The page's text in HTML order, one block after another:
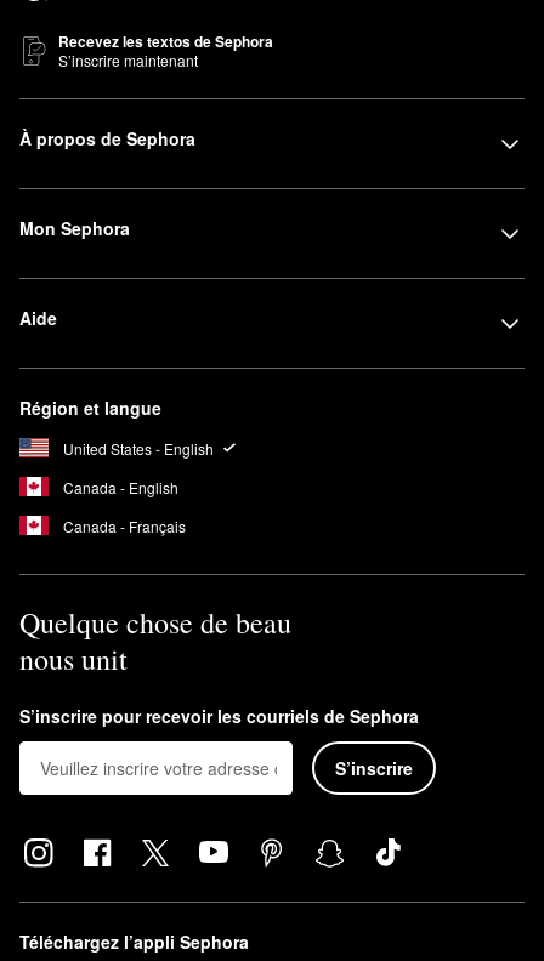
Recevez les textos de Sephora
S’inscrire maintenant
À propos de Sephora
Mon Sephora
Aide
Région et langue
United States - English
Canada - English
Canada - Français
Quelque chose de beau
nous unit
S’inscrire pour recevoir les courriels de Sephora
S’inscrire
Téléchargez l’appli Sephora